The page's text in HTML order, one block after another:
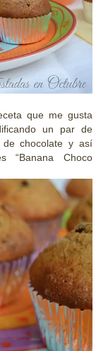
que me gusta
un par de
de chocolate y así
“Banana Choco